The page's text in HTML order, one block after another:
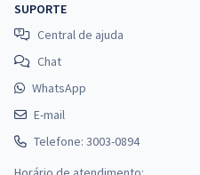
SUPORTE
Central de ajuda
Chat
WhatsApp
E-mail
Telefone: 3003-0894